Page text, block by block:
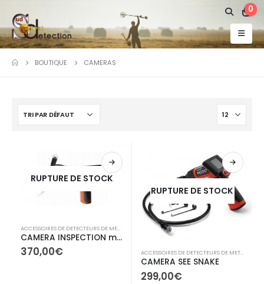
0
BOUTIQUE CAMERAS
RUPTURE DE STOCK
ACCESSOIRES DE DETECTEURS DE METAUX CAMERAS
CAMERA INSPECTION moniteur/enregistreur sans fil
370,00€
RUPTURE DE STOCK
ACCESSOIRES DE DETECTEURS DE METAUX
CAMERA SEE SNAKE
299,00€